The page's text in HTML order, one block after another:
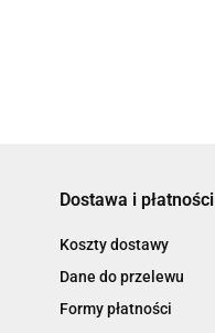
Dostawa i płatności
Koszty dostawy
Dane do przelewu
Formy płatności